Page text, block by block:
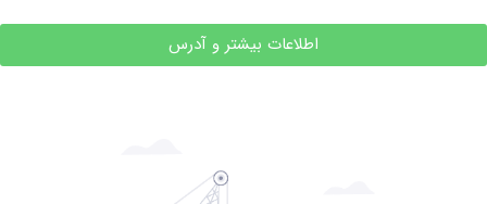
اطلاعات بیشتر و آدرس